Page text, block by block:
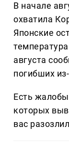
В начале
охватила
Японские
августа
погибших
Есть
которых
вас